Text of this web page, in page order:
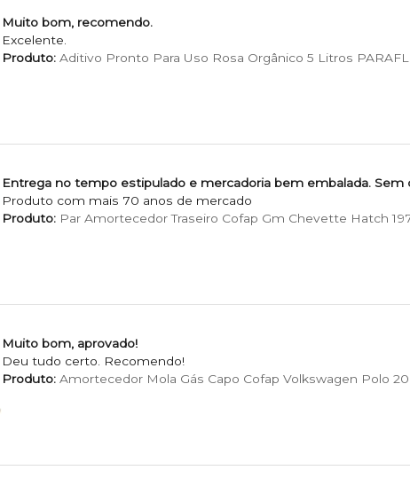
Muito bom, recomendo.
Excelente.
Produto:Aditivo Pronto Para Uso Rosa Orgânico 5 Litros
Entrega no tempo estipulado e mercadoria bem embalada. Sem
Produto com mais 70 anos de mercado
Produto:Par Amortecedor Traseiro Cofap Gm Chevette Hatch
Muito bom, aprovado!
Deu tudo certo. Recomendo!
Produto:Amortecedor Mola Gás Capo Cofap Volkswagen Polo